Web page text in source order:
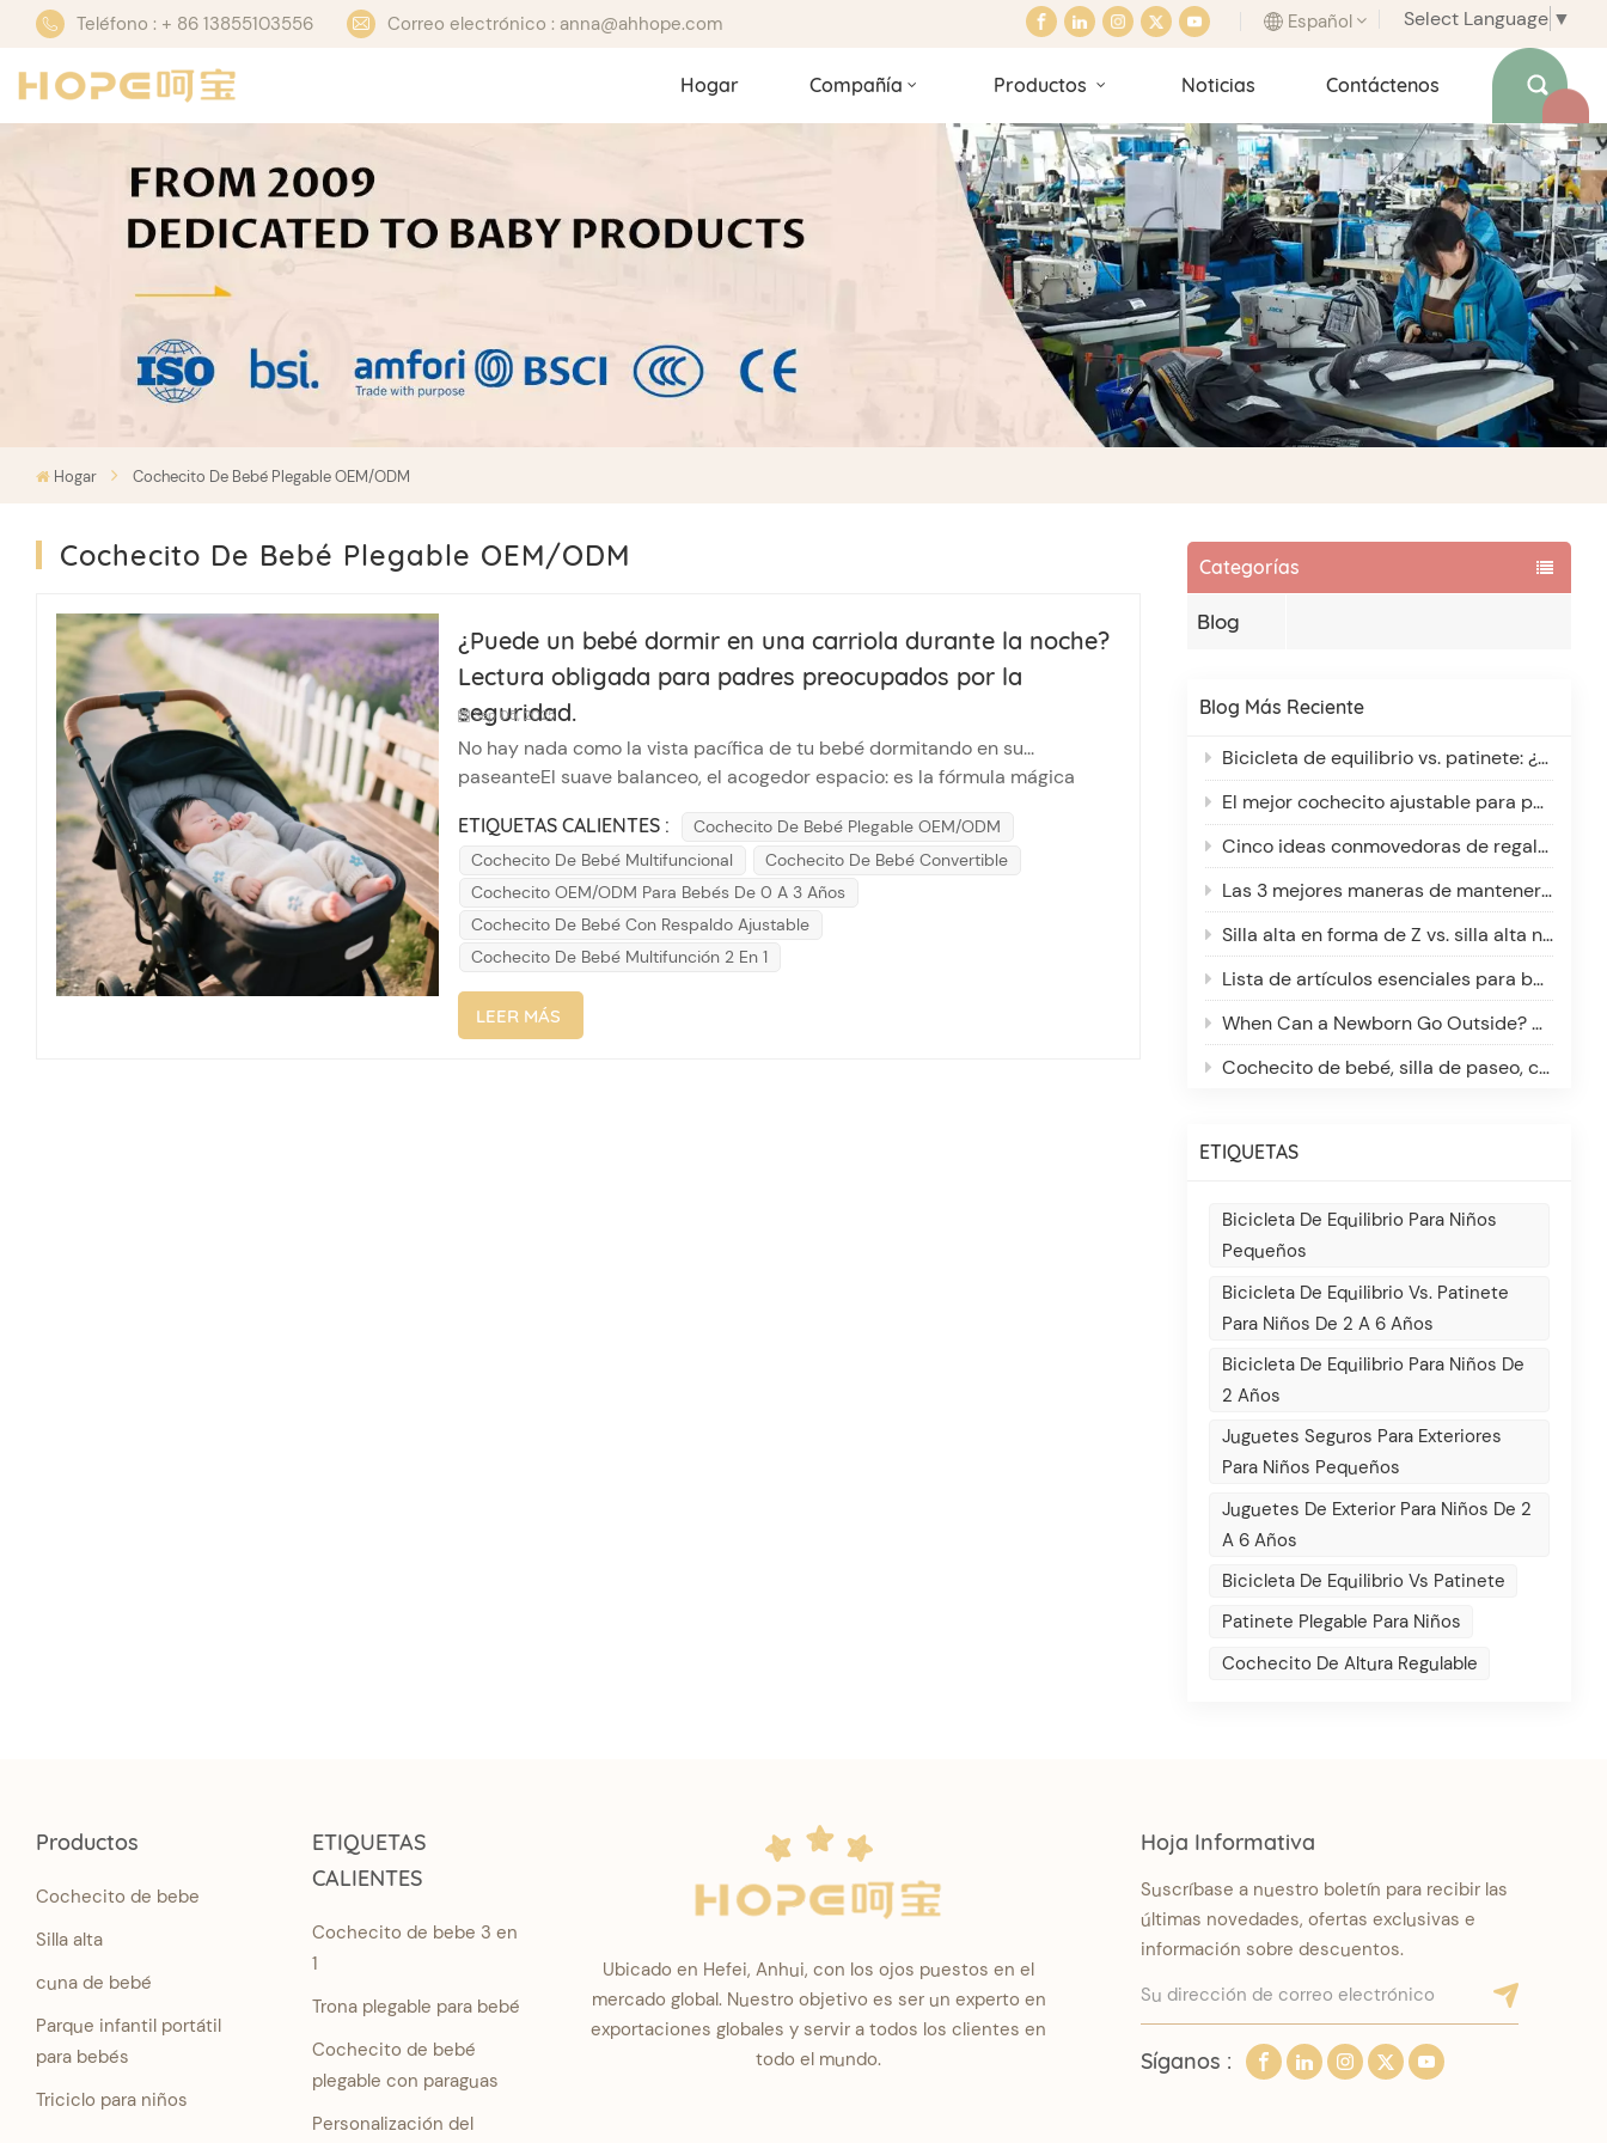
Teléfono : + 86 13855103556 Correo electrónico : anna@ahhope.com Select Language ▼
Español
English
français
italiano
español
português
Hogar Compañía Productos Noticias Contáctenos
Hogar Cochecito De Bebé Plegable OEM/ODM
Categorías
Blog
Blog Más Reciente
Bicicleta de equilibrio vs. patinete: ¿Cuál es mejor para niños de 2 a 6 años?
El mejor cochecito ajustable para padres altos y bajos: comodidad para cada cuidador
Cinco ideas conmovedoras de regalos navideños para nuevos padres
Las 3 mejores maneras de mantener a tu bebé abrigado en un cochecito: una guía de invierno
Silla alta en forma de Z vs. silla alta normal: ¿cuál es mejor para tu pequeño?
Lista de artículos esenciales para bebés: qué puede esperar y por qué
When Can a Newborn Go Outside? A Parent’s Guide to Safe Outdoor Adventures
Cochecito de bebé, silla de paseo, carrito para bebé: ¿Cuál es la diferencia?
ETIQUETAS
Bicicleta De Equilibrio Para Niños
Pequeños
Bicicleta De Equilibrio Vs. Patinete
Para Niños De 2 A 6 Años
Bicicleta De Equilibrio Para Niños De
2 Años
Juguetes Seguros Para Exteriores
Para Niños Pequeños
Juguetes De Exterior Para Niños De 2
A 6 Años
Bicicleta De Equilibrio Vs Patinete
Patinete Plegable Para Niños
Cochecito De Altura Regulable
Cochecito De Bebé Plegable OEM/ODM
¿Puede un bebé dormir en una carriola durante la noche?
Lectura obligada para padres preocupados por la
seguridad.
Sep 05, 2025
No hay nada como la vista pacífica de tu bebé dormitando en su...
paseanteEl suave balanceo, el acogedor espacio: es la fórmula mágica
pequeño durmiendo plácidamente y te preguntes: "Están tan cómodos...
¿podrían dormir aquí...
ETIQUETAS CALIENTES :
Cochecito De Bebé Plegable OEM/ODM
Cochecito De Bebé Multifuncional
Cochecito De Bebé Convertible
Cochecito OEM/ODM Para Bebés De 0 A 3 Años
Cochecito De Bebé Con Respaldo Ajustable
Cochecito De Bebé Multifunción 2 En 1
LEER MÁS
Productos
Cochecito de bebe
Silla alta
cuna de bebé
Parque infantil portátil
para bebés
Triciclo para niños
ETIQUETAS
CALIENTES
Cochecito de bebe 3 en
1
Trona plegable para bebé
Cochecito de bebé
plegable con paraguas
Personalización del
Ubicado en Hefei, Anhui, con los ojos puestos en el
mercado global. Nuestro objetivo es ser un experto en
exportaciones globales y servir a todos los clientes en
todo el mundo.
Hoja Informativa
Suscríbase a nuestro boletín para recibir las
últimas novedades, ofertas exclusivas e
información sobre descuentos.
Síganos :